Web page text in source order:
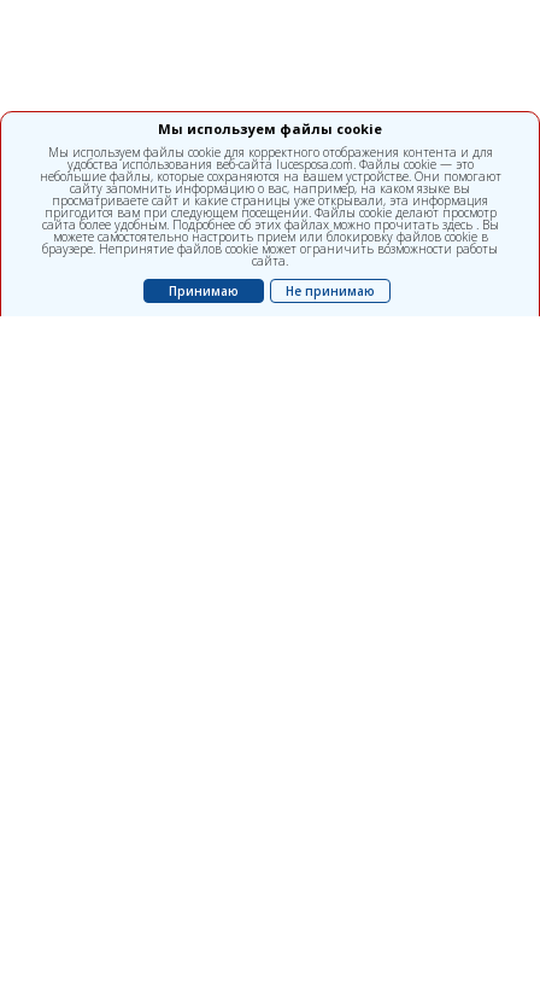
Мы используем файлы cookie
Мы используем файлы cookie для корректного отображения контента и для
удобства использования веб-сайта lucesposa.com. Файлы cookie — это
небольшие файлы, которые сохраняются на вашем устройстве. Они помогают
сайту запомнить информацию о вас, например, на каком языке вы
просматриваете сайт и какие страницы уже открывали, эта информация
пригодится вам при следующем посещении. Файлы cookie делают просмотр
сайта более удобным. Подробнее об этих файлах можно прочитать здесь . Вы
можете самостоятельно настроить прием или блокировку файлов cookie в
браузере. Непринятие файлов cookie может ограничить возможности работы
сайта.
Принимаю
Не принимаю